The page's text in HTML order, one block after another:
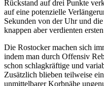
Rückstand auf drei Punkte
auf eine potenzielle
Sekunden von der Uhr und
knappen aber verdienten
Die Rostocker machen sich
indem man durch Offensiv
schon schlagkräftige und
Zusätzlich blieben teilweise
unmittelbarer Korbnähe